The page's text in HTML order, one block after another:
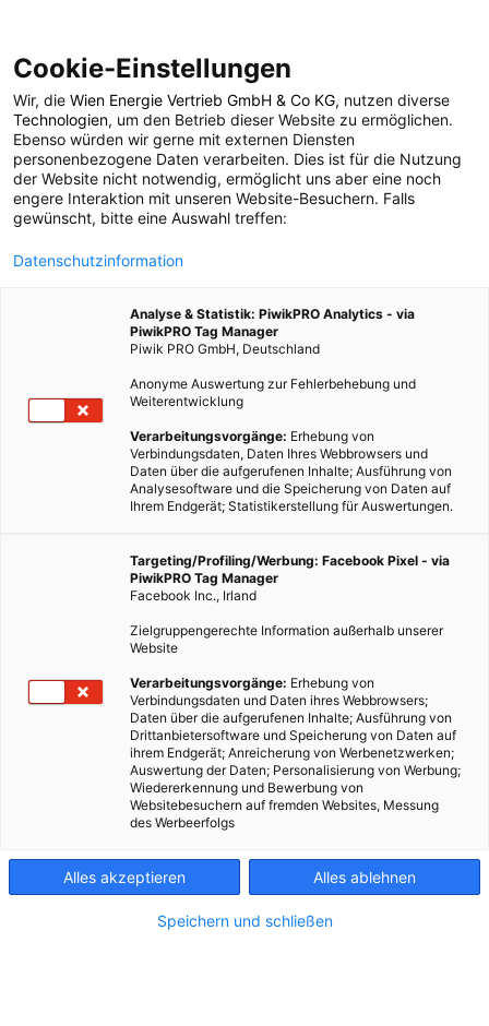
POSTS BY TAG
Mundschutz
1 BEITRAG
Cookie-Einstellungen
Wir, die Wien Energie Vertrieb GmbH & Co KG, nutzen diverse
Technologien, um den Betrieb dieser Website zu ermöglichen.
Ebenso würden wir gerne mit externen Diensten
personenbezogene Daten verarbeiten. Dies ist für die Nutzung
der Website nicht notwendig, ermöglicht uns aber eine noch
engere Interaktion mit unseren Website-Besuchern. Falls
gewünscht, bitte eine Auswahl treffen:
Datenschutzinformation
Analyse & Statistik: PiwikPRO Analytics - via
PiwikPRO Tag Manager
Piwik PRO GmbH, Deutschland
Anonyme Auswertung zur Fehlerbehebung und
Weiterentwicklung
Verarbeitungsvorgänge: Erhebung von
Verbindungsdaten, Daten Ihres Webbrowsers und
Daten über die aufgerufenen Inhalte; Ausführung von
Analysesoftware und die Speicherung von Daten auf
Ihrem Endgerät; Statistikerstellung für Auswertungen.
Targeting/Profiling/Werbung: Facebook Pixel - via
PiwikPRO Tag Manager
Facebook Inc., Irland
Zielgruppengerechte Information außerhalb unserer
Website
Verarbeitungsvorgänge: Erhebung von
Verbindungsdaten und Daten ihres Webbrowsers;
Daten über die aufgerufenen Inhalte; Ausführung von
Drittanbietersoftware und Speicherung von Daten auf
ihrem Endgerät; Anreicherung von Werbenetzwerken;
Auswertung der Daten; Personalisierung von Werbung;
Wiedererkennung und Bewerbung von
Websitebesuchern auf fremden Websites, Messung
des Werbeerfolgs
Alles akzeptieren Alles ablehnen
Speichern und schließen